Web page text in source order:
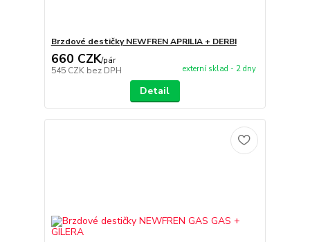
Brzdové destičky NEWFREN APRILIA + DERBI
660 CZK/pár
545 CZK bez DPH externí sklad - 2 dny
Detail